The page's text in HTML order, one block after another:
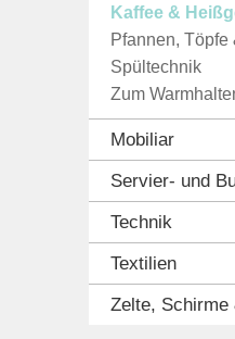
Kaffee &
Pfannen, Töpfe
Spültechnik
Zum
Mobiliar
Servier- und
Technik
Textilien
Zelte, Schirme